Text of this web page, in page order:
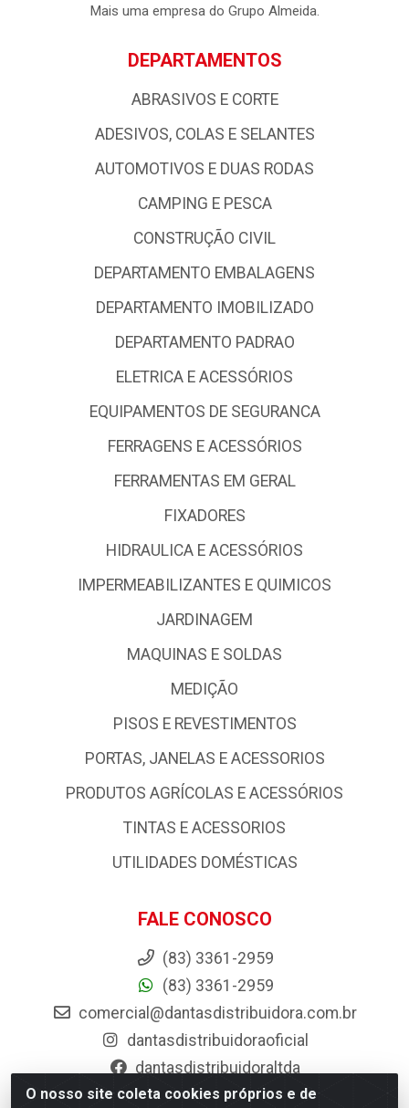
O nosso site coleta cookies próprios e de
Mais uma empresa do Grupo Almeida.
DEPARTAMENTOS
ABRASIVOS E CORTE
ADESIVOS, COLAS E SELANTES
AUTOMOTIVOS E DUAS RODAS
CAMPING E PESCA
CONSTRUÇÃO CIVIL
DEPARTAMENTO EMBALAGENS
DEPARTAMENTO IMOBILIZADO
DEPARTAMENTO PADRAO
ELETRICA E ACESSÓRIOS
EQUIPAMENTOS DE SEGURANCA
FERRAGENS E ACESSÓRIOS
FERRAMENTAS EM GERAL
FIXADORES
HIDRAULICA E ACESSÓRIOS
IMPERMEABILIZANTES E QUIMICOS
JARDINAGEM
MAQUINAS E SOLDAS
MEDIÇÃO
PISOS E REVESTIMENTOS
PORTAS, JANELAS E ACESSORIOS
PRODUTOS AGRÍCOLAS E ACESSÓRIOS
TINTAS E ACESSORIOS
UTILIDADES DOMÉSTICAS
FALE CONOSCO
(83) 3361-2959
(83) 3361-2959
comercial@dantasdistribuidora.com.br
dantasdistribuidoraoficial
dantasdistribuidoraltda